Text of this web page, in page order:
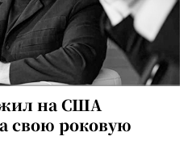
на США
свою роковую